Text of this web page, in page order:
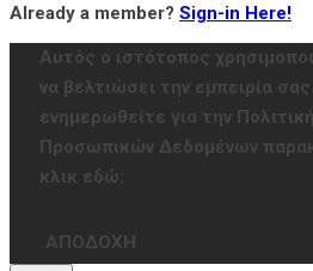
Already a member? Sign-in Here!
Αυτός ο ιστότοπος
να βελτιώσει την εμπειρία
ενημερωθείτε για την
Προσωπικών Δεδομένων
κλικ εδώ:
ΑΠΟΔΟΧΗ